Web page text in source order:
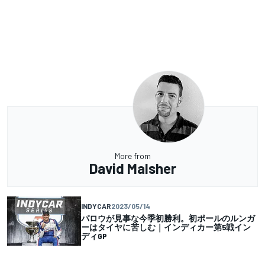
More from
David Malsher
INDYCAR2023/05/14
パロウが見事な今季初勝利。初ポールのルンガ
ーはタイヤに苦しむ｜インディカー第5戦イン
ディGP